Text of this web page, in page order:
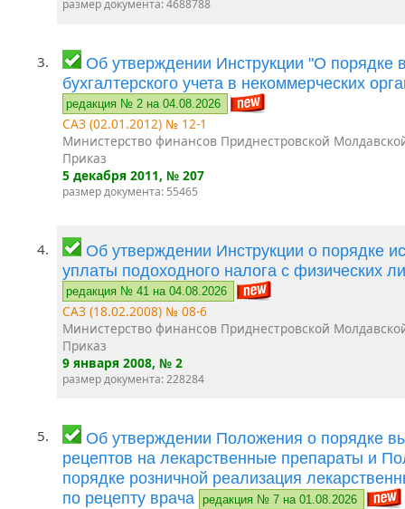
размер документа: 4688788
3.
Об утверждении Инструкции "О порядке
бухгалтерского учета в некоммерческих
редакция № 2 на 04.08.2026
САЗ (02.01.2012) № 12-1
Министерство финансов Приднестровской
Приказ
5 декабря 2011, № 207
размер документа: 55465
4.
Об утверждении Инструкции о порядке
уплаты подоходного налога с физических
редакция № 41 на 04.08.2026
САЗ (18.02.2008) № 08-6
Министерство финансов Приднестровской
Приказ
9 января 2008, № 2
размер документа: 228284
5.
Об утверждении Положения о порядке
рецептов на лекарственные препараты и
порядке розничной реализация
по рецепту врача
редакция № 7 на 01.08.2026